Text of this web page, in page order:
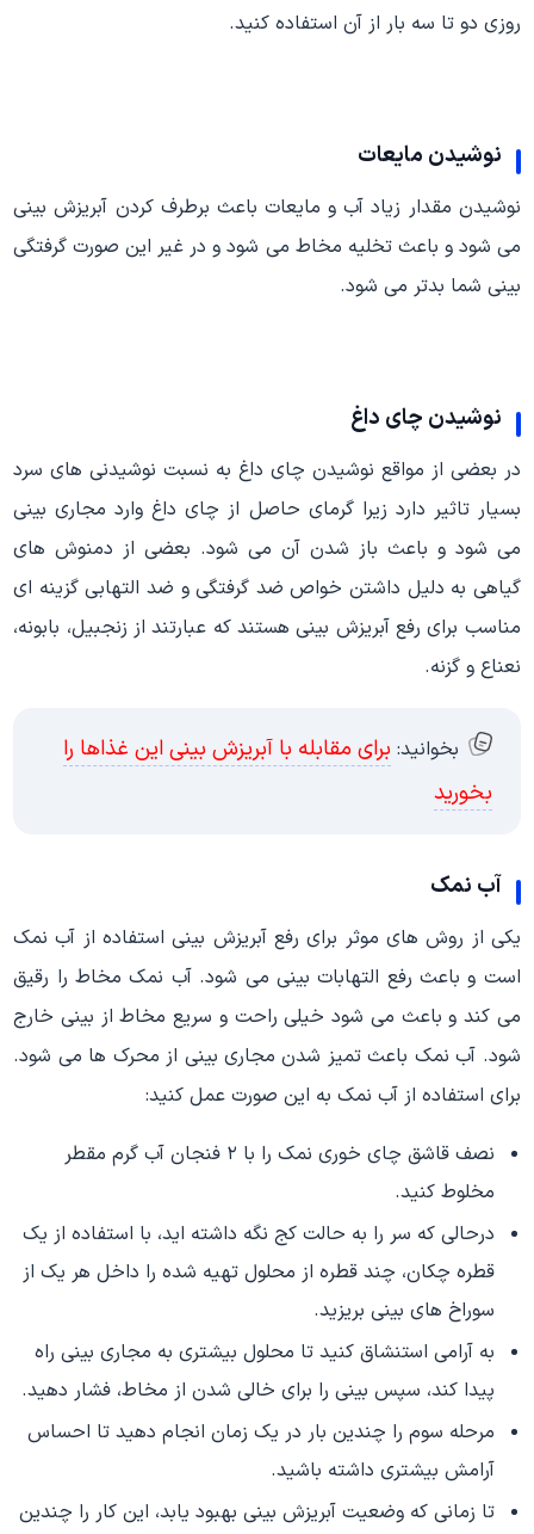
روزی دو تا سه بار از آن استفاده کنید.
نوشیدن مایعات
نوشیدن مقدار زیاد آب و مایعات باعث برطرف کردن آبریزش بینی
می شود و باعث تخلیه مخاط می شود و در غیر این صورت گرفتگی
بینی شما بدتر می شود.
نوشیدن چای داغ
در بعضی از مواقع نوشیدن چای داغ به نسبت نوشیدنی های سرد
بسیار تاثیر دارد زیرا گرمای حاصل از چای داغ وارد مجاری بینی
می شود و باعث باز شدن آن می شود. بعضی از دمنوش های
گیاهی به دلیل داشتن خواص ضد گرفتگی و ضد التهابی گزینه ای
مناسب برای رفع آبریزش بینی هستند که عبارتند از زنجبیل، بابونه،
نعناع و گزنه.
بخوانید: برای مقابله با آبریزش بینی این غذاها را
بخورید
آب نمک
یکی از روش های موثر برای رفع آبریزش بینی استفاده از آب نمک
است و باعث رفع التهابات بینی می شود. آب نمک مخاط را رقیق
می کند و باعث می شود خیلی راحت و سریع مخاط از بینی خارج
شود. آب نمک باعث تمیز شدن مجاری بینی از محرک ها می شود.
برای استفاده از آب نمک به این صورت عمل کنید:
نصف قاشق چای خوری نمک را با ۲ فنجان آب گرم مقطر
مخلوط کنید.
درحالی که سر را به حالت کج نگه داشته اید، با استفاده از یک
قطره چکان، چند قطره از محلول تهیه شده را داخل هر یک از
سوراخ های بینی بریزید.
به آرامی استنشاق کنید تا محلول بیشتری به مجاری بینی راه
پیدا کند، سپس بینی را برای خالی شدن از مخاط، فشار دهید.
مرحله سوم را چندین بار در یک زمان انجام دهید تا احساس
آرامش بیشتری داشته باشید.
تا زمانی که وضعیت آبریزش بینی بهبود یابد، این کار را چندین